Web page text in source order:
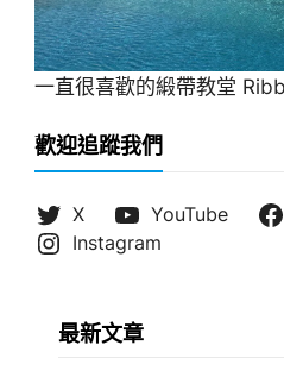
一直很喜歡的緞帶教堂
歡迎追蹤我們
X YouTube
Instagram
最新文章